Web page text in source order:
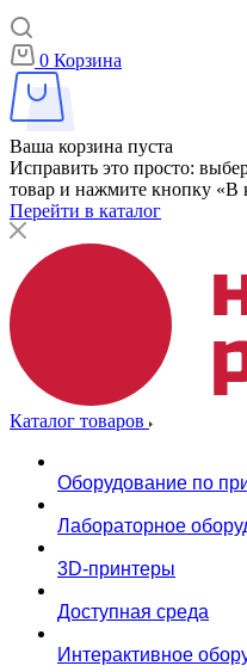
0 Корзина
Ваша корзина пуста
Исправить это просто:
товар и нажмите кнопку «В
Перейти в каталог
Каталог товаров
Оборудование по
Лабораторное
3D-принтеры
Доступная среда
Интерактивное